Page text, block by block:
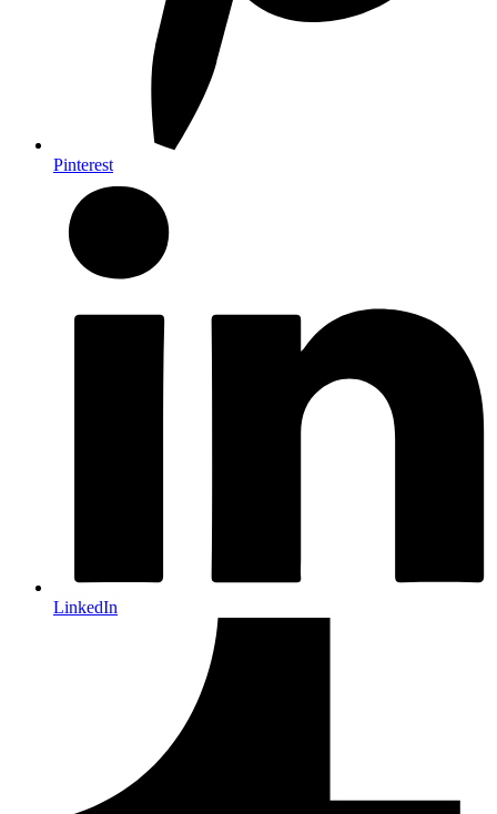
Pinterest
LinkedIn